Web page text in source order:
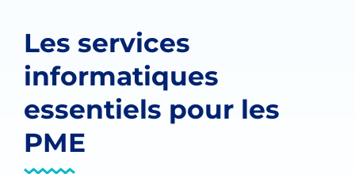
Les services
informatiques
essentiels pour les
PME